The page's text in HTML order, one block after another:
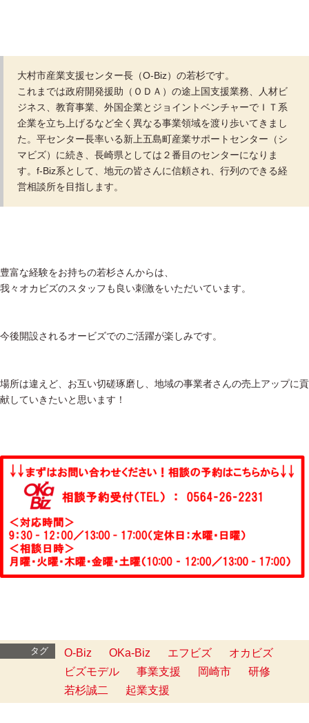
大村市産業支援センター長（O-Biz）の若杉です。
これまでは政府開発援助（ＯＤＡ）の途上国支援業務、人材ビ
ジネス、教育事業、外国企業とジョイントベンチャーでＩＴ系
企業を立ち上げるなど全く異なる事業領域を渡り歩いてきまし
た。平センター長率いる新上五島町産業サポートセンター（シ
マビズ）に続き、長崎県としては２番目のセンターになりま
す。f-Biz系として、地元の皆さんに信頼され、行列のできる経
営相談所を目指します。
豊富な経験をお持ちの若杉さんからは、
我々オカビズのスタッフも良い刺激をいただいています。
今後開設されるオービズでのご活躍が楽しみです。
場所は違えど、お互い切磋琢磨し、地域の事業者さんの売上アップに貢
献していきたいと思います！
タグ O-Biz OKa-Biz エフビズ
オカビズ
ビズモデル
事業支援 岡崎市
研修
若杉誠二
起業支援